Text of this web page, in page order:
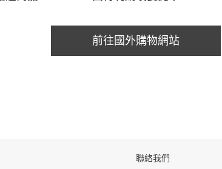
前往國外購物網站
聯絡我們